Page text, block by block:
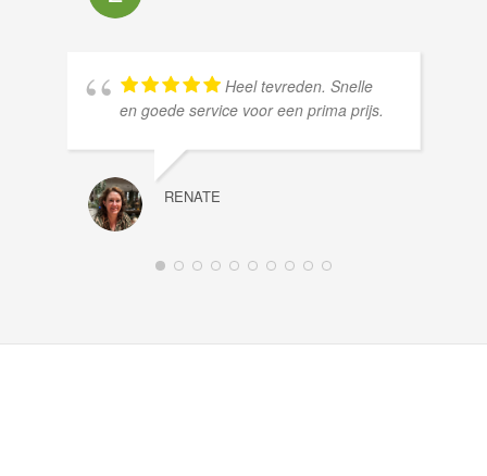
Heel tevreden. Snelle
en goede service voor een prima prijs.
RENATE